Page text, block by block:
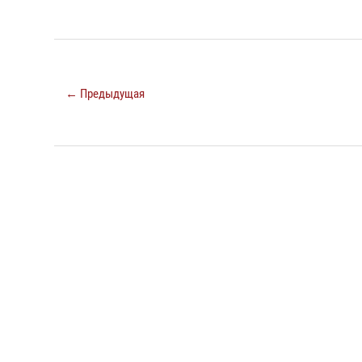
← Предыдущая